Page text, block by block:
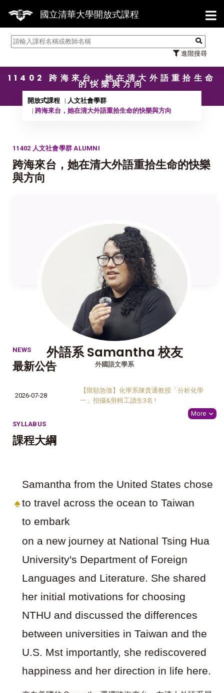
國立清華大學開放式課程
進階搜尋
【
11402 跨海來台，她在清大外語重拾生命
的快樂與方向
開放式課程
人文社會學群
跨海來台，她在清大外語重拾生命的快樂與方向
11402 人文社會學群 ALUMNI
跨海來台，她在清大外語重拾生命的快樂
與方向
外語系 Samantha 校友
外國語文學系
NEWS
最新公告
2026-07-28
【限額急徵】化學系陳貴通教授「分析化學
一」拍攝&剪輯工讀生3名 !
More
SYLLABUS
課程大綱
♠
Samantha from the United States chose
to travel across the ocean to Taiwan
to embark
on a new journey at National Tsing Hua
University's Department of Foreign
Languages and Literature. She shared
her initial motivations for choosing
NTHU and discussed the differences
between universities in Taiwan and the
U.S. Mst importantly, she rediscovered
happiness and her direction in life here.